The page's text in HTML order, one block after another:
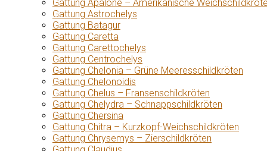
Gattung Apalone – Amerikanische
Gattung Astrochelys
Gattung Batagur
Gattung Caretta
Gattung Carettochelys
Gattung Centrochelys
Gattung Chelonia – Grüne Meeresschildkröten
Gattung Chelonoidis
Gattung Chelus – Fransenschildkröten
Gattung Chelydra – Schnappschildkröten
Gattung Chersina
Gattung Chitra – Kurzkopf-Weichschildkröten
Gattung Chrysemys – Zierschildkröten